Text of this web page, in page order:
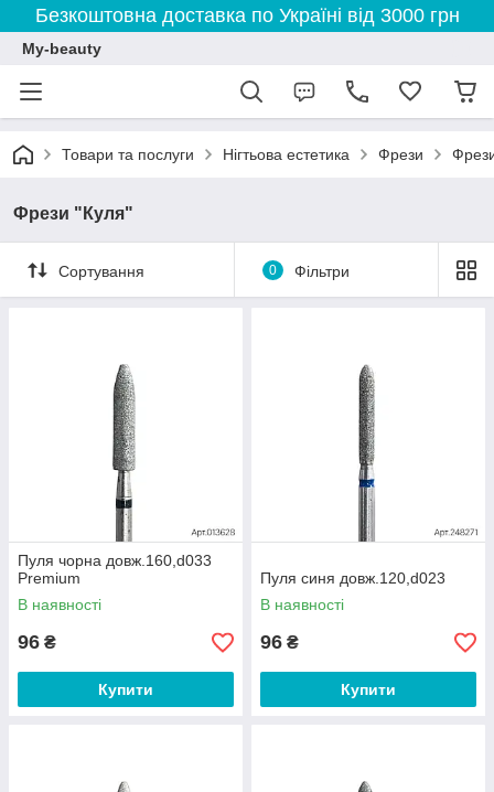
Безкоштовна доставка по Україні від 3000 грн
My-beauty
Товари та послуги Нігтьова естетика Фрези
Фрези "Куля"
Сортування 0 Фільтри
Пуля чорна довж.160,d033
Premium
В наявності
96 ₴
Купити
Пуля синя довж.120,d023
В наявності
96 ₴
Купити